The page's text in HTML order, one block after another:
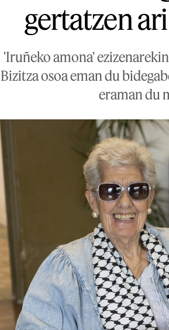
gertatzen
'Iruñeko amona'
Bizitza osoa eman du
eraman du